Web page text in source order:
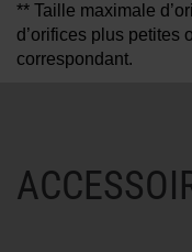
** Taille maximale
d’orifices plus petites
correspondant.